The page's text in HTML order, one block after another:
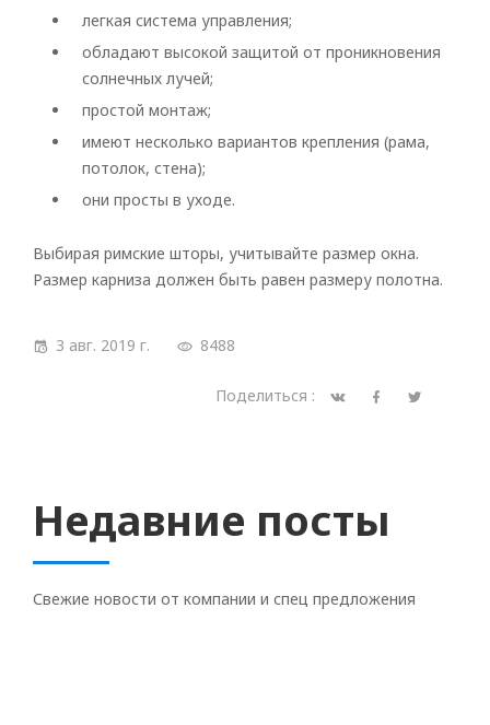
легкая система управления;
обладают высокой защитой от проникновения
солнечных лучей;
простой монтаж;
имеют несколько вариантов крепления (рама,
потолок, стена);
они просты в уходе.
Выбирая римские шторы, учитывайте размер окна.
Размер карниза должен быть равен размеру полотна.
3 авг. 2019 г. 8488
Поделиться :
Недавние посты
Свежие новости от компании и спец предложения